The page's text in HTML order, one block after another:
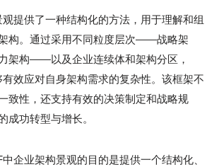
提供了一种结构化的方法，用于理解和组
构。通过采用不同粒度层次——战略架
架构——以及企业连续体和架构分区，
效应对自身架构需求的复杂性。该框架不
致性，还支持有效的决策制定和战略规
成功转型与增长。
企业架构景观的目的是提供一个结构化、